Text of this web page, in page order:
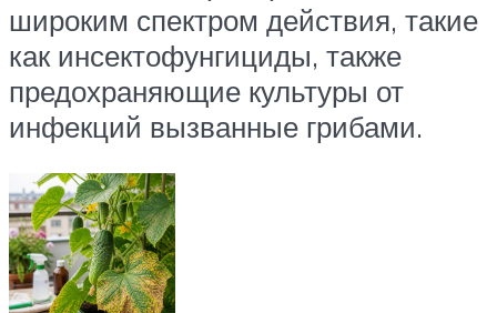
широким спектром действия, такие
как инсектофунгициды, также
предохраняющие культуры от
инфекций вызванные грибами.